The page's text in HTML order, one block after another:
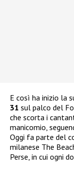
E così ha inizio la
31 sul palco del
che scorta i
manicomio,
Oggi fa parte del
milanese The
Perse, in cui ogni